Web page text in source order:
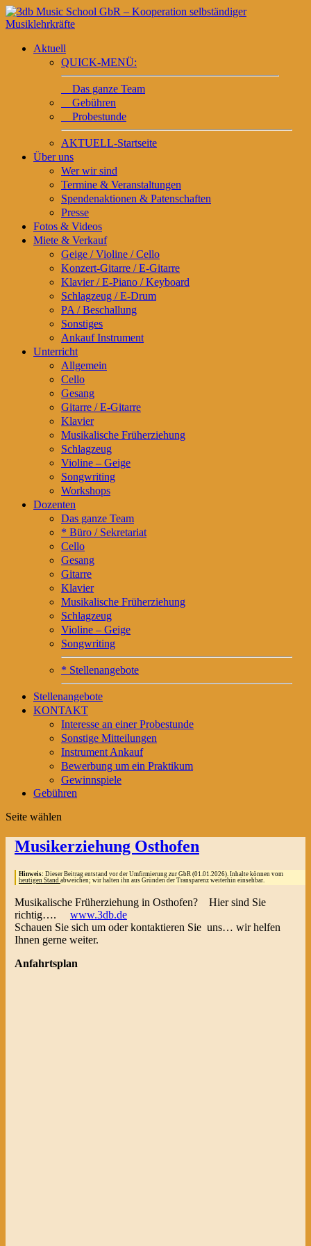
Aktuell
QUICK-MENÜ:
Das ganze Team
Gebühren
Probestunde
AKTUELL-Startseite
Über uns
Wer wir sind
Termine & Veranstaltungen
Spendenaktionen & Patenschaften
Presse
Fotos & Videos
Miete & Verkauf
Geige / Violine / Cello
Konzert-Gitarre / E-Gitarre
Klavier / E-Piano / Keyboard
Schlagzeug / E-Drum
PA / Beschallung
Sonstiges
Ankauf Instrument
Unterricht
Allgemein
Cello
Gesang
Gitarre / E-Gitarre
Klavier
Musikalische Früherziehung
Schlagzeug
Violine – Geige
Songwriting
Workshops
Dozenten
Das ganze Team
* Büro / Sekretariat
Cello
Gesang
Gitarre
Klavier
Musikalische Früherziehung
Schlagzeug
Violine – Geige
Songwriting
* Stellenangebote
Stellenangebote
KONTAKT
Interesse an einer Probestunde
Sonstige Mitteilungen
Instrument Ankauf
Bewerbung um ein Praktikum
Gewinnspiele
Gebühren
Seite wählen
Musikerziehung Osthofen
Hinweis: Dieser Beitrag entstand vor der Umfirmierung zur GbR (01.01.2026). Inhalte können vom
heutigen Stand abweichen; wir halten ihn aus Gründen der Transparenz weiterhin einsehbar.
Musikalische Früherziehung in Osthofen? Hier sind Sie
richtig…. www.3db.de
Schauen Sie sich um oder kontaktieren Sie uns… wir helfen
Ihnen gerne weiter.
Anfahrtsplan